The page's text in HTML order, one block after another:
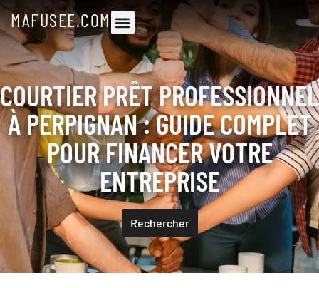
MAFUSEE.COM
COURTIER PRÊT PROFESSIONNEL
À PERPIGNAN : GUIDE COMPLET
POUR FINANCER VOTRE
ENTREPRISE
Rechercher